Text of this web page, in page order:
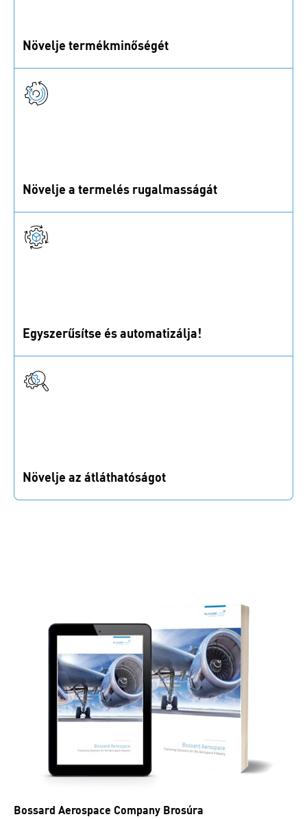
Növelje termékminőségét
beszállítókkal és tanúsított laborral dolgozunk a
minőségért.
Növelje a termelés rugalmasságát
adatokat használunk a leállások csökkentésére.
Egyszerűsítse és automatizálja!
ellátásban.
Növelje az átláthatóságot
Bossard Aerospace Company Brosúra